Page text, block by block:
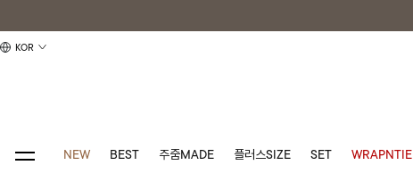
KOR
NEW BEST 주줌MADE 플러스SIZE SET WRAPNTIE